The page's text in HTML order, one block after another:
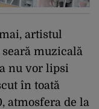
artistul
muzicală
nu vor lipsi
în toată
atmosfera de la